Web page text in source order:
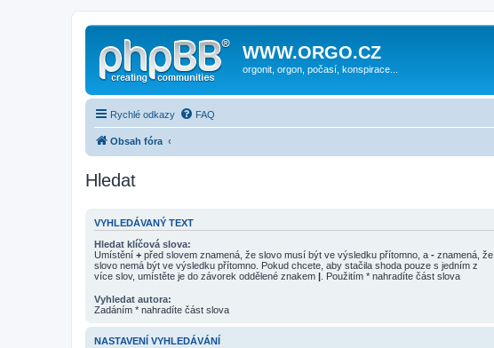
WWW.ORGO.CZ
orgonit, orgon, počasí, konspirace...
Rychlé odkazy FAQ
Obsah fóra
Hledat
VYHLEDÁVANÝ TEXT
Hledat klíčová slova:
Umístění + před slovem znamená, že slovo musí být ve výsledku přítomno, a - znamená, že
slovo nemá být ve výsledku přítomno. Pokud chcete, aby stačila shoda pouze s jedním z
více slov, umístěte je do závorek oddělené znakem | . Použitím * nahradíte část slova
Vyhledat autora:
Zadáním * nahradíte část slova
NASTAVENÍ VYHLEDÁVÁNÍ